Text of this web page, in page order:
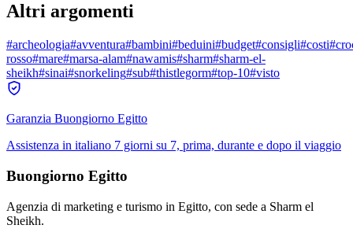
Altri argomenti
#archeologia#avventura#bambini#beduini#budget#consigli#costi#
rosso#mare#marsa-alam#nawamis#sharm#sharm-el-
sheikh#sinai#snorkeling#sub#thistlegorm#top-10#visto
Garanzia Buongiorno Egitto
Assistenza in italiano 7 giorni su 7, prima, durante e dopo il viaggio
Buongiorno Egitto
Agenzia di marketing e turismo in Egitto, con sede a Sharm el
Sheikh.